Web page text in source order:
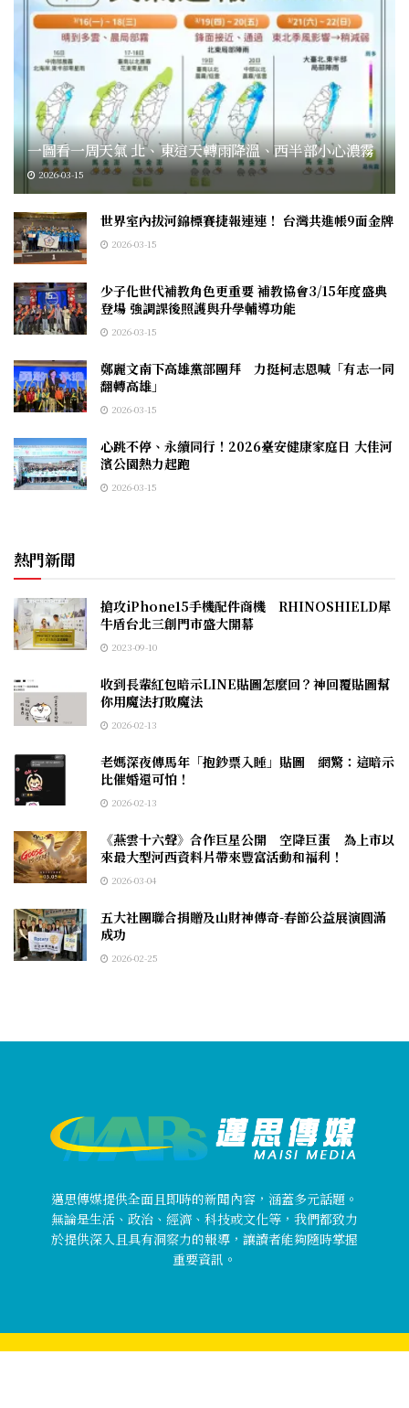
一圖看一周天氣 北、東這天轉雨降溫、西半部小心濃霧
2026-03-15
世界室內拔河錦標賽捷報連連！ 台灣共進帳9面金牌
2026-03-15
少子化世代補教角色更重要 補教協會3/15年度盛典
登場 強調課後照護與升學輔導功能
2026-03-15
鄭麗文南下高雄黨部團拜 力挺柯志恩喊「有志一同
翻轉高雄」
2026-03-15
心跳不停、永續同行！2026臺安健康家庭日 大佳河
濱公園熱力起跑
2026-03-15
熱門新聞
搶攻iPhone15手機配件商機 RHINOSHIELD犀
牛盾台北三創門市盛大開幕
2023-09-10
收到長輩紅包暗示LINE貼圖怎麼回？神回覆貼圖幫
你用魔法打敗魔法
2026-02-13
老媽深夜傳馬年「抱鈔票入睡」貼圖 網驚：這暗示
比催婚還可怕！
2026-02-13
《燕雲十六聲》合作巨星公開 空降巨蛋 為上市以
來最大型河西資料片帶來豐富活動和福利！
2026-03-04
五大社團聯合捐贈及山財神傳奇-春節公益展演圓滿
成功
2026-02-25
邁思傳媒提供全面且即時的新聞內容，涵蓋多元話題。
無論是生活、政治、經濟、科技或文化等，我們都致力
於提供深入且具有洞察力的報導，讓讀者能夠隨時掌握
重要資訊。